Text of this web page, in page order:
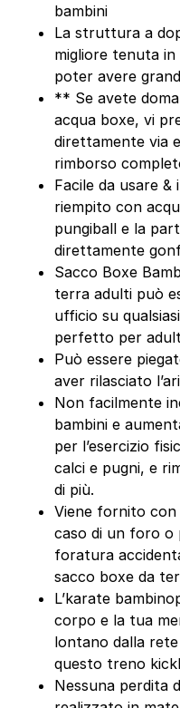
bambini
La struttura a
migliore tenuta in
poter avere
** Se avete
acqua boxe, vi
direttamente via
rimborso
Facile da usare &
riempito con
pungiball e la
direttamente
Sacco Boxe
terra adulti può
ufficio su
perfetto per
Può essere
aver rilasciato
Non facilmente
bambini e
per l’esercizio
calci e pugni, e
di più.
Viene fornito
caso di un foro o
foratura
sacco boxe da
L’karate
corpo e la tua
lontano dalla
questo treno
Nessuna perdita